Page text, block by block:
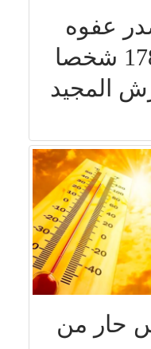
عفوه
السامي على 1788 شخصا
المجيد
حار من